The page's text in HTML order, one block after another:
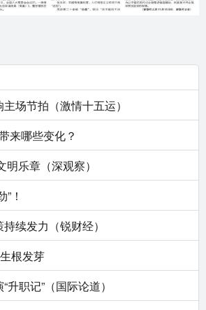
场节拍（激情十五运）
来哪些变化？
乐章（深观察）
！
续发力（锐财经）
根发芽
职记”（国际论道）